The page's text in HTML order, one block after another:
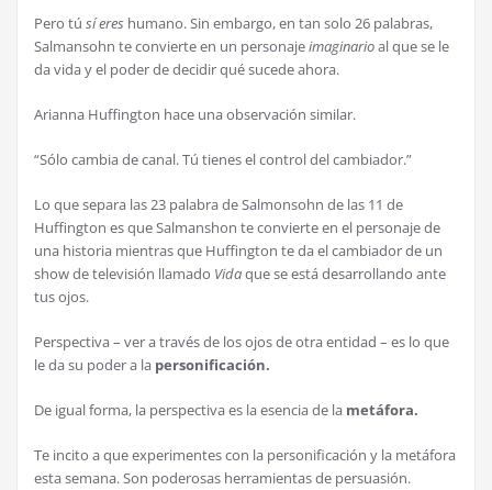
Pero tú síeres humano. Sin embargo, en tan solo 26 palabras,
Salmansohn te convierte en un personajeimaginarioal que se le
da vida y el poder de decidir qué sucede ahora.
Arianna Huffington hace una observación similar.
“Sólo cambia de canal. Tú tienes el control del cambiador.”
Lo que separa las 23 palabra de Salmonsohn de las 11 de
Huffington es que Salmanshon te convierte en el personaje de
una historia mientras que Huffington te da el cambiador de un
show de televisión llamado Vidaque se está desarrollando ante
tus ojos.
Perspectiva – ver a través de los ojos de otra entidad – es lo que
le da su poder a la personificación.
De igual forma, la perspectiva es la esencia de la metáfora.
Te incito a que experimentes con la personificación y la metáfora
esta semana. Son poderosas herramientas de persuasión.